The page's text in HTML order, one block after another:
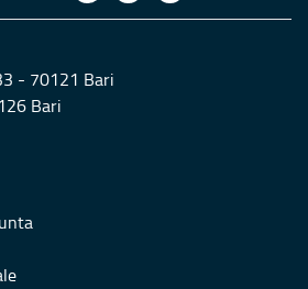
- 70121 Bari
Bari